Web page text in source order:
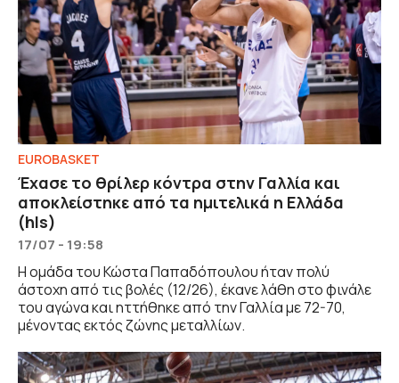
EUROBASKET
Έχασε το θρίλερ κόντρα στην Γαλλία και
αποκλείστηκε από τα ημιτελικά η Ελλάδα
(hls)
17/07 - 19:58
Η ομάδα του Κώστα Παπαδόπουλου ήταν πολύ
άστοχη από τις βολές (12/26), έκανε λάθη στο φινάλε
του αγώνα και ηττήθηκε από την Γαλλία με 72-70,
μένοντας εκτός ζώνης μεταλλίων.